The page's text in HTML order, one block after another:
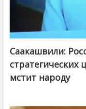
Саакашвили:
стратегических
мстит народу